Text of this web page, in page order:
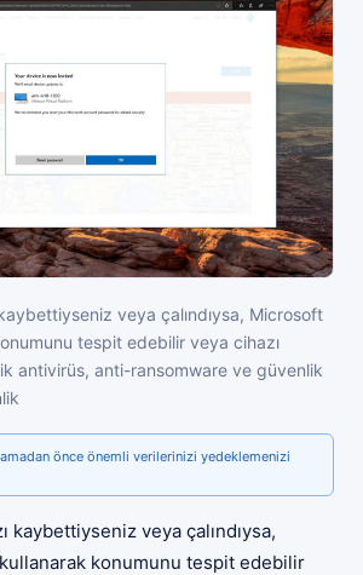
veya çalındıysa, Microsoft
tespit edebilir veya cihazı
antivirüs, anti-ransomware ve güvenlik
önce önemli verilerinizi yedeklemenizi
kaybettiyseniz veya çalındıysa,
kullanarak konumunu tespit edebilir